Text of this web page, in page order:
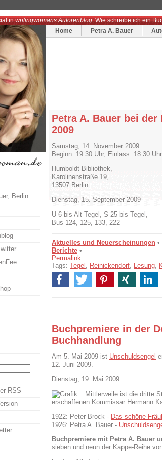
inwritingwomans Autorenblog:Wie schreibe ich ein
Home
Petra A. Bauer
Petra A. Bauer bei
2009
Samstag, 14. November 2009
Beginn: 19.30 Uhr, Einlass: 18:30 Uhr
Humboldt-Bibliothek,
Karolinenstraße 19,
13507 Berlin
Dienstag, 15. September 2009
U 6 bis Alt-Tegel, S 25 bis Tegel,
Bus 124, 125, 133, 222
Aktuelles und Neuerscheinungen •
Berichte •
Permalink
Tags: Tegel Reinickendorf Lesung
Buchpremiere in der
Buchhandlung
Am 5. Mai 2009 ist Unschuldsengel
12. Juni 2009.
Dienstag, 19. Mai 2009
Mittlerweile ist die dritte
erschaffenen Kommissar Hermann
1922: Peter Brock - Das schöne
1926: Petra A. Bauer -
Buchpremiere mit Petra A. Bauer
sieben und neun der Kappe-Reihe vor.
Berlin
RSS